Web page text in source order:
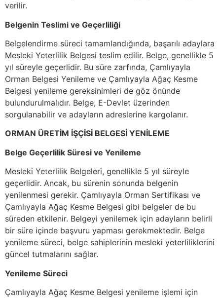
verilir.
Belgenin Teslimi ve Geçerliliği
Belgelendirme süreci tamamlandığında, başarılı adaylara
Mesleki Yeterlilik Belgesi teslim edilir. Belge, genellikle 5
yıl süreyle geçerlidir. Bu süre zarfında, Çamlıyayla
Orman Belgesi Yenileme ve Çamlıyayla Ağaç Kesme
Belgesi yenileme gereksinimleri de göz önünde
bulundurulmalıdır. Belge, E-Devlet üzerinden
sorgulanabilir ve adayların adreslerine kargolanır.
ORMAN ÜRETİM İŞÇİSİ BELGESİ YENİLEME
Belge Geçerlilik Süresi ve Yenileme
Mesleki Yeterlilik Belgeleri, genellikle 5 yıl süreyle
geçerlidir. Ancak, bu sürenin sonunda belgenin
yenilenmesi gerekir. Çamlıyayla Orman Sertifikası ve
Çamlıyayla Ağaç Kesme Belgesi gibi belgeler de bu
süreden etkilenir. Belgeyi yenilemek için adayların belirli
bir süre içinde başvuru yapması gerekmektedir. Belge
yenileme süreci, belge sahiplerinin mesleki yeterliliklerini
güncel tutmalarını sağlar.
Yenileme Süreci
Çamlıyayla Ağaç Kesme Belgesi yenileme işlemi için